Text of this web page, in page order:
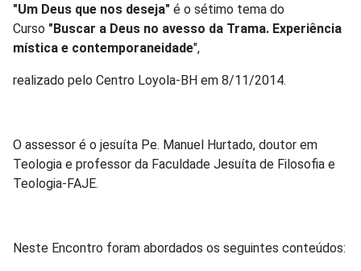
"Um Deus que nos deseja" é o sétimo tema do
Curso "Buscar a Deus no avesso da Trama. Experiência
mística e contemporaneidade",
realizado pelo Centro Loyola-BH em 8/11/2014.
O assessor é o jesuíta Pe. Manuel Hurtado, doutor em
Teologia e professor da Faculdade Jesuíta de Filosofia e
Teologia-FAJE.
Neste Encontro foram abordados os seguintes conteúdos: